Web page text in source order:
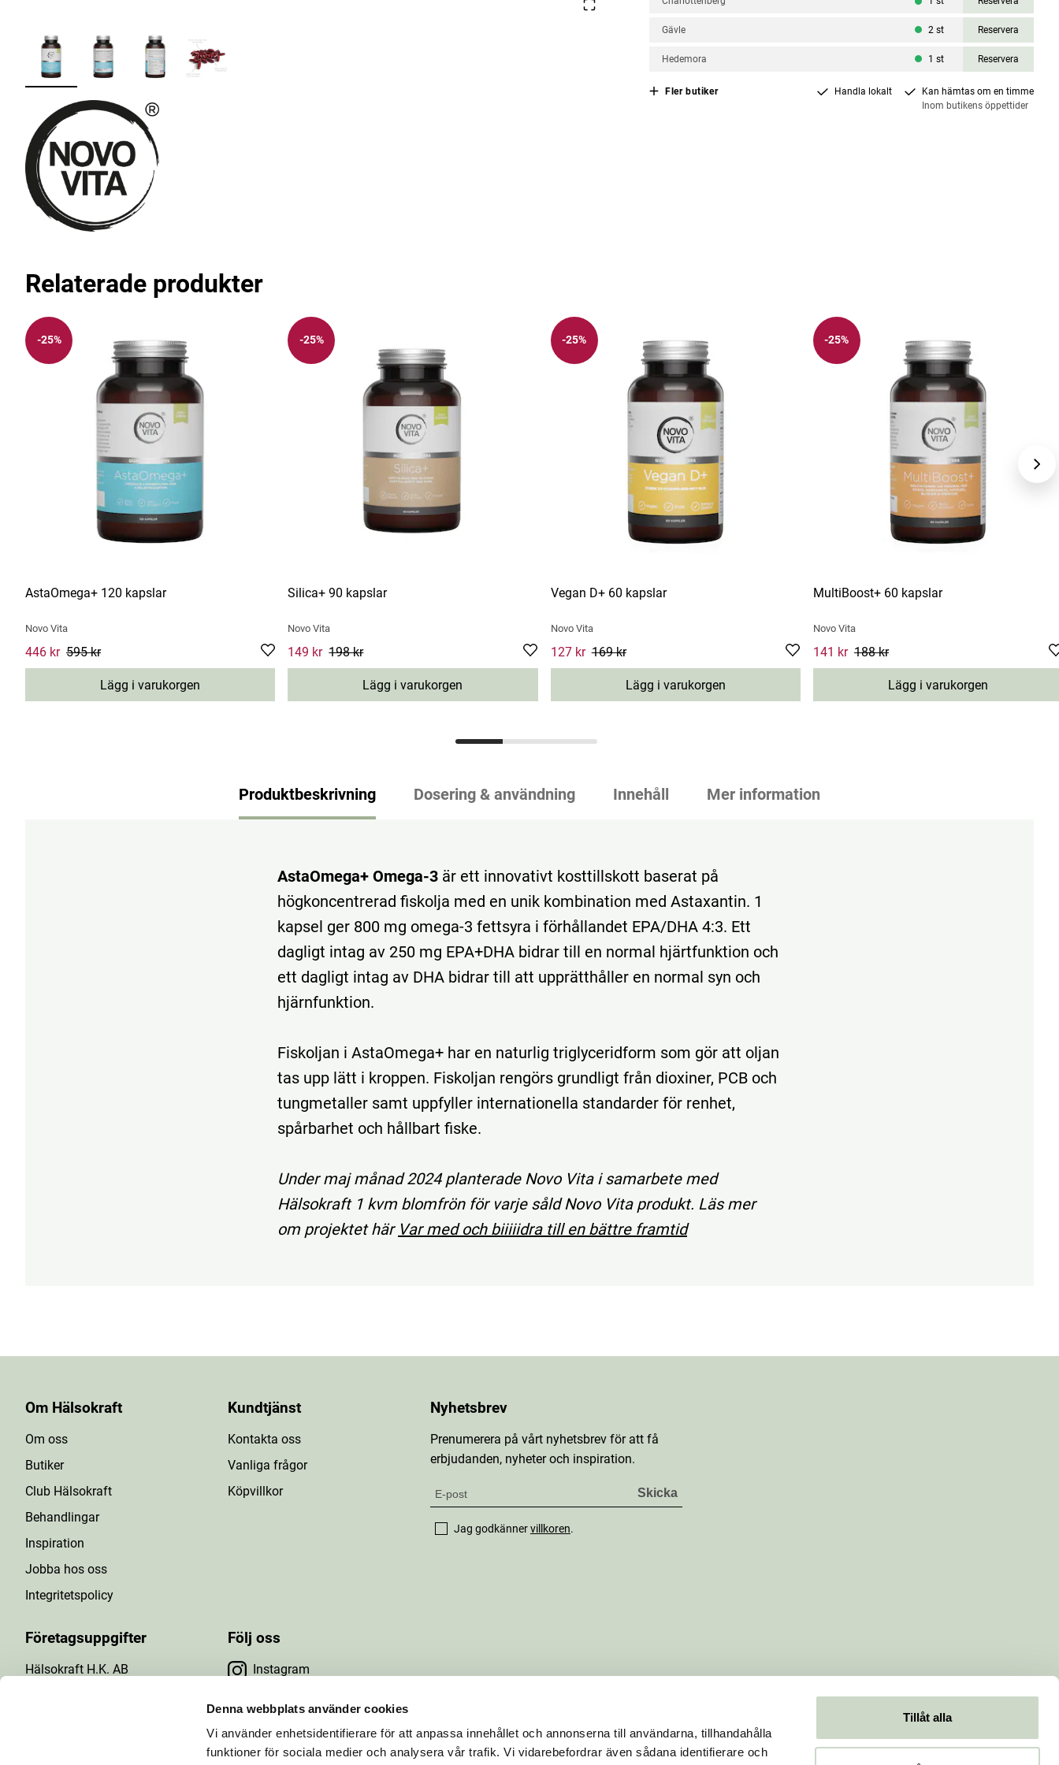
Denna webbplats använder cookies
Vi använder enhetsidentifierare för att anpassa innehållet och annonserna till användarna, tillhandahålla
funktioner för sociala medier och analysera vår trafik. Vi vidarebefordrar även sådana identifierare och
Tillåt alla
Gävle 2 st Reservera
Hedemora 1 st Reservera
Fler butiker Handla lokalt
Kan hämtas om en timme
Inom butikens öppettider
Relaterade produkter
-25%
AstaOmega+ 120 kapslar
Novo Vita
Current price:
446 kr 595 kr
Lägg i varukorgen
-25%
Silica+ 90 kapslar
Novo Vita
Current price:
149 kr 198 kr
Lägg i varukorgen
-25%
Vegan D+ 60 kapslar
Novo Vita
Current price:127 kr
127 kr 169 kr
Lägg i varukorgen
-25%
MultiBoost+ 60 kapslar
Novo Vita
Current price:141 kr
141 kr 188 kr
Lägg i varukorgen
Produktbeskrivning Dosering & användning Innehåll Mer information
AstaOmega+ Omega-3 är ett innovativt kosttillskott baserat på
högkoncentrerad fiskolja med en unik kombination med Astaxantin. 1
kapsel ger 800 mg omega-3 fettsyra i förhållandet EPA/DHA 4:3. Ett
dagligt intag av 250 mg EPA+DHA bidrar till en normal hjärtfunktion och
ett dagligt intag av DHA bidrar till att upprätthåller en normal syn och
hjärnfunktion.
Fiskoljan i AstaOmega+ har en naturlig triglyceridform som gör att oljan
tas upp lätt i kroppen. Fiskoljan rengörs grundligt från dioxiner, PCB och
tungmetaller samt uppfyller internationella standarder för renhet,
spårbarhet och hållbart fiske.
Under maj månad 2024 planterade Novo Vita i samarbete med
Hälsokraft 1 kvm blomfrön för varje såld Novo Vita produkt. Läs mer
om projektet här Var med och biiiiidra till en bättre framtid
Om Hälsokraft
Om oss
Butiker
Club Hälsokraft
Behandlingar
Inspiration
Jobba hos oss
Integritetspolicy
Kundtjänst
Kontakta oss
Vanliga frågor
Köpvillkor
Företagsuppgifter
Hälsokraft H.K. AB
Följ oss
Instagram
Facebook
YouTube
Nyhetsbrev
Prenumerera på vårt nyhetsbrev för att få
erbjudanden, nyheter och inspiration.
Jag godkännervillkoren.